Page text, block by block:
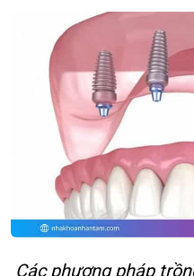
Các phương pháp